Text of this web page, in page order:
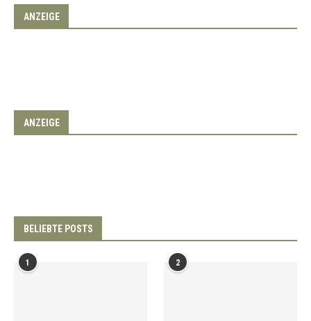
ANZEIGE
ANZEIGE
BELIEBTE POSTS
1 2